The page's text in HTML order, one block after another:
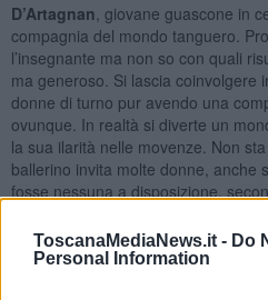
ToscanaMediaNews.it - Do
Personal Information
D’Artagnan , giovane guascone in
compagnia del mondo tanguero.
l’insegnante ma non so con quali
ma generoso. Si lascia coinvolgere
donne di turno pur avendo una
ovunque. In realtà si diverte un
la sua ilarità nelle movenze. Non
ballerino invita molte donne, anche
fosse nessuna a disposizione,
dimostrare, ampiamente, di essere
si lascia coinvolgere dal suo ego,